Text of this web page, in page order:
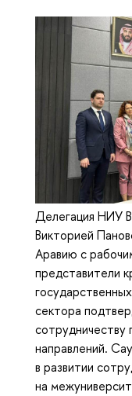
Делегация НИУ
Викторией
Аравию с
представители
сектора
направлений.
в развитии
на